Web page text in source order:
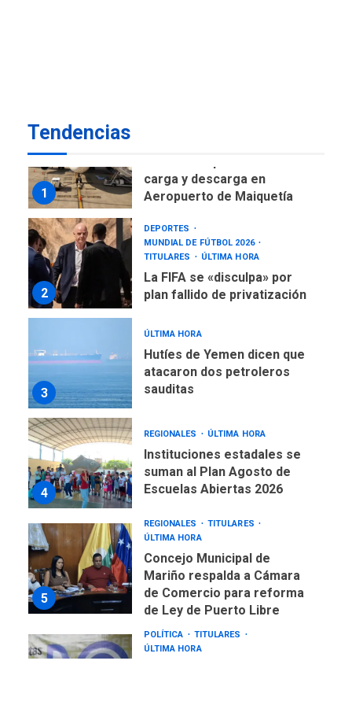
Tendencias
1
carga y descarga en
Aeropuerto de Maiquetía
2
DEPORTES
MUNDIAL DE FÚTBOL 2026
TITULARES
ÚLTIMA HORA
La FIFA se «disculpa» por
plan fallido de privatización
3
ÚLTIMA HORA
Hutíes de Yemen dicen que
atacaron dos petroleros
sauditas
4
REGIONALES ÚLTIMA HORA
Instituciones estadales se
suman al Plan Agosto de
Escuelas Abiertas 2026
5
REGIONALES
TITULARES
ÚLTIMA HORA
Concejo Municipal de
Mariño respalda a Cámara
de Comercio para reforma
de Ley de Puerto Libre
POLÍTICA
TITULARES
ÚLTIMA HORA